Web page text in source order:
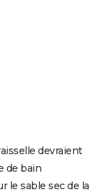
devraient
de bain
le sable sec de la